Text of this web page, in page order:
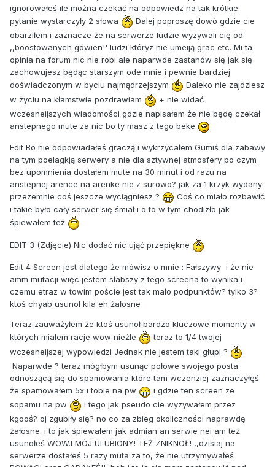
ignorowałeś ile można czekać na odpowiedz na tak krótkie
pytanie wystarczyły 2 słowa
Dalej poproszę dowó gdzie cie
obarziłem i zaznacze że na serwerze ludzie wyzywali cię od
,,boostowanych gówien'' ludzi któryz nie umeiją grac etc. Mi ta
opinia na forum nic nie robi ale naparwde zastanów się jak się
zachowujesz będąc starszym ode mnie i pewnie bardziej
doświadczonym w byciu najmądrzejszym
Daleko nie zajdziesz
w życiu na kłamstwie pozdrawiam
+ nie widać
wczesneijszych wiadomości gdzie napisałem że nie będę czekał
anstepnego mute za nic bo ty masz z tego beke
Edit Bo nie odpowiadałeś graczą i wykrzycałem Gumiś dla zabawy
na tym poelagkją serwery a nie dla sztywnej atmosfery po czym
bez upomnienia dostałem mute na 30 minut i od razu na
anstepnej arence na arenke nie z surowo? jak za 1 krzyk wydany
przezemnie coś jeszcze wyciągniesz ?
Coś co miało rozbawić
i takie było cały serwer się śmiał i o to w tym chodizło jak
śpiewałem też
EDIT 3 (Zdjęcie) Nic dodać nic ująć przepiękne
Edit 4 Screen jest dlatego że mówisz o mnie : Fałszywy i że nie
amm mutacji więc jestem słabszy z tego screena to wynika i
czemu etraz w towim poście jest tak mało podpunktów? tylko 3?
ktoś chyab usunoł kila eh żałosne
Teraz zauważyłem że ktoś usunoł bardzo kluczowe momenty w
których miałem racje wow nieźle
teraz to 1/4 twojej
wczesneijszej wypowiedzi Jednak nie jestem taki głupi ?
Naparwde ? teraz mógłbym usunąc połowe swojego posta
odnoszącą się do spamowania które tam wczenziej zaznaczyłęś
że spamowałem 5x i tobie na pw
i gdzie ten screen ze
sopamu na pw
i tego jak pseudo cie wyzywałem przez
kgooś? oj zgubiły się? no co za zbieg okoliczności naprawdę
żałosne. i to jak śpiewałem jak admian an serwie nei am też
usunołeś WOW.I MÓJ ULUBIONY! TEŻ ZNIKNOŁ! ,,dzisiaj na
serwerze dostałeś 5 razy muta za to, że nie utrzymywałeś